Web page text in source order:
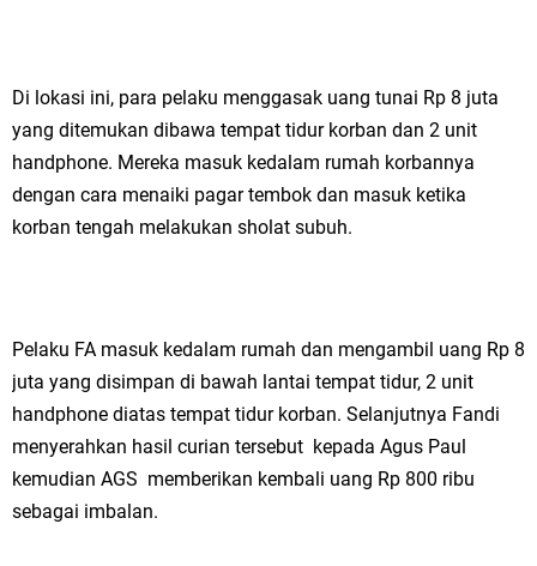
Di lokasi ini, para pelaku menggasak uang tunai Rp 8 juta
yang ditemukan dibawa tempat tidur korban dan 2 unit
handphone. Mereka masuk kedalam rumah korbannya
dengan cara menaiki pagar tembok dan masuk ketika
korban tengah melakukan sholat subuh.
Pelaku FA masuk kedalam rumah dan mengambil uang Rp 8
juta yang disimpan di bawah lantai tempat tidur, 2 unit
handphone diatas tempat tidur korban. Selanjutnya Fandi
menyerahkan hasil curian tersebut kepada Agus Paul
kemudian AGS memberikan kembali uang Rp 800 ribu
sebagai imbalan.